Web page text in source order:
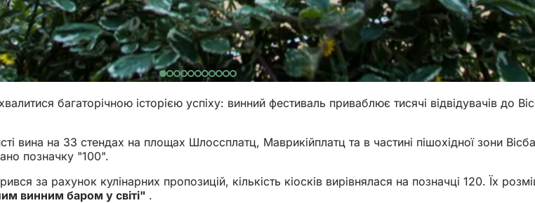
багаторічною історією успіху: винний фестиваль приваблює тисячі відвідувачів до
вина на 33 стендах на площах Шлоссплатц, Маврикійплатц та в частині пішохідної зони
позначку "100".
за рахунок кулінарних пропозицій, кількість кіосків вирівнялася на позначці 120. Їх
винним баром у світі" .